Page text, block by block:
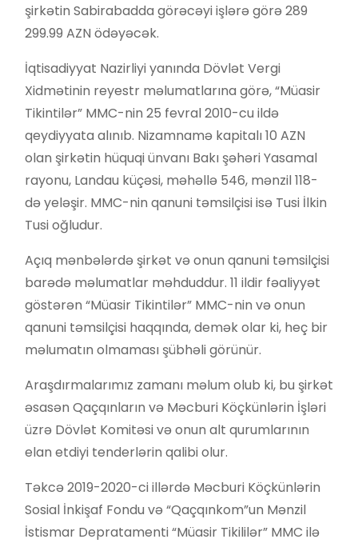
şirkətin Sabirabadda görəcəyi işlərə görə 289
299.99 AZN ödəyəcək.
İqtisadiyyat Nazirliyi yanında Dövlət Vergi
Xidmətinin reyestr məlumatlarına görə, “Müasir
Tikintilər” MMC-nin 25 fevral 2010-cu ildə
qeydiyyata alınıb. Nizamnamə kapitalı 10 AZN
olan şirkətin hüquqi ünvanı Bakı şəhəri Yasamal
rayonu, Landau küçəsi, məhəllə 546, mənzil 118-
də yeləşir. MMC-nin qanuni təmsilçisi isə Tusi İlkin
Tusi oğludur.
Açıq mənbələrdə şirkət və onun qanuni təmsilçisi
barədə məlumatlar məhduddur. 11 ildir fəaliyyət
göstərən “Müasir Tikintilər” MMC-nin və onun
qanuni təmsilçisi haqqında, demək olar ki, heç bir
məlumatın olmaması şübhəli görünür.
Araşdırmalarımız zamanı məlum olub ki, bu şirkət
əsasən Qaçqınların və Məcburi Köçkünlərin İşləri
üzrə Dövlət Komitəsi və onun alt qurumlarının
elan etdiyi tenderlərin qalibi olur.
Təkcə 2019-2020-ci illərdə Məcburi Köçkünlərin
Sosial İnkişaf Fondu və “Qaçqınkom”un Mənzil
İstismar Depratamenti “Müasir Tikililər” MMC ilə